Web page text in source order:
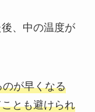
、中の温度が
が早くなる
とも避けられ